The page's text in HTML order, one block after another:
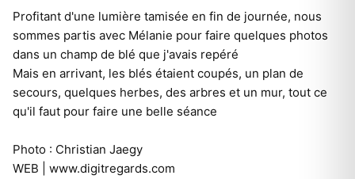
Profitant d'une lumière tamisée en fin de journée, nous
sommes partis avec Mélanie pour faire quelques photos
dans un champ de blé que j'avais repéré
Mais en arrivant, les blés étaient coupés, un plan de
secours, quelques herbes, des arbres et un mur, tout ce
qu'il faut pour faire une belle séance
Photo : Christian Jaegy
WEB | www.digitregards.com